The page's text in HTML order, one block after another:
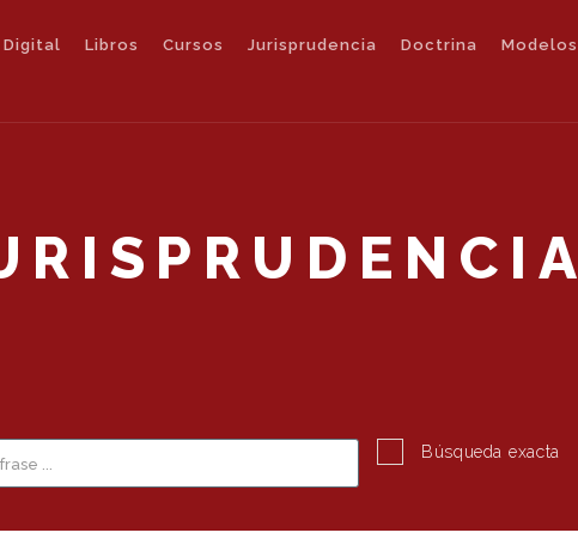
Libros Cursos Jurisprudencia Doctrina Modelos
Búsqueda exacta